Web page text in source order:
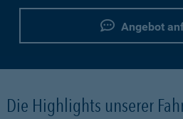
Angebot
Die Highlights unserer